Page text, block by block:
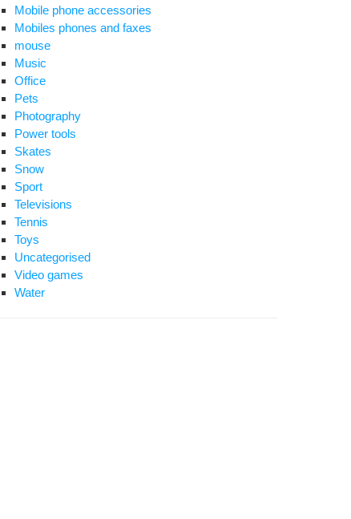
Mobile phone accessories
Mobiles phones and faxes
mouse
Music
Office
Pets
Photography
Power tools
Skates
Snow
Sport
Televisions
Tennis
Toys
Uncategorised
Video games
Water